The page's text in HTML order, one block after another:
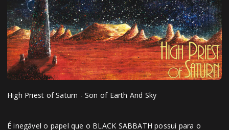
High Priest of Saturn - Son of Earth And Sky
É inegável o papel que o BLACK SABBATH possui para o